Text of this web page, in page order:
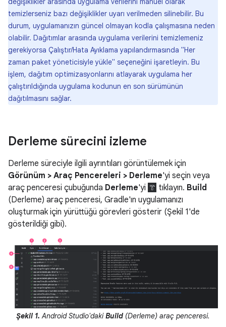
temizlerseniz bazı değişiklikler uyarı verilmeden silinebilir. Bu
durum, uygulamanızın güncel olmayan kodla çalışmasına neden
olabilir. Dağıtımlar arasında uygulama verilerini temizlemeniz
gerekiyorsa Çalıştır/Hata Ayıklama yapılandırmasında "Her
zaman paket yöneticisiyle yükle" seçeneğini işaretleyin. Bu
işlem, dağıtım optimizasyonlarını atlayarak uygulama her
çalıştırıldığında uygulama kodunun en son sürümünün
dağıtılmasını sağlar.
Derleme sürecini izleme
Derleme süreciyle ilgili ayrıntıları görüntülemek için
Görünüm > Araç Pencereleri > Derleme'yi seçin veya
araç penceresi çubuğunda Derleme'yi tıklayın. Build
(Derleme) araç penceresi, Gradle'ın uygulamanızı
oluşturmak için yürüttüğü görevleri gösterir (Şekil 1'de
gösterildiği gibi).
Şekil 1. Android Studio'dakiBuild(Derleme) araç penceresi.